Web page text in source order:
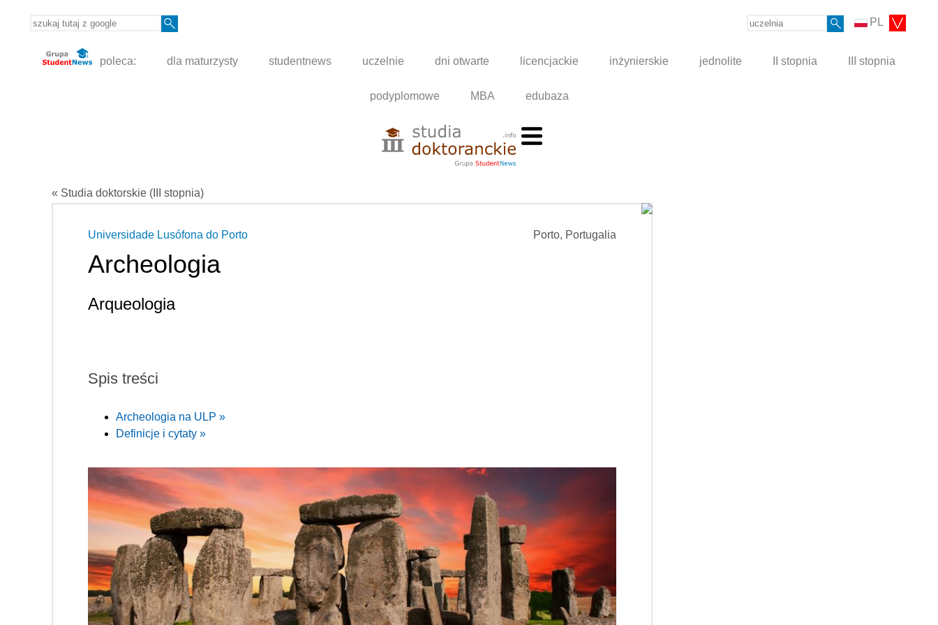
PL
poleca: dla maturzysty studentnews uczelnie dni otwarte licencjackie inżynierskie jednolite II stopnia III stopnia
podyplomowe MBA edubaza
« Studia doktorskie (III stopnia)
Porto, Portugalia
Universidade Lusófona do Porto
Archeologia
Arqueologia
Spis treści
Archeologia na ULP »
Definicje i cytaty »